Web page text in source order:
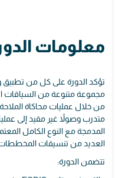
معلومات
مجموعة متنوعة من السياقات
من خلال عمليات محاكاة
متدرب وصولاً غير مقيد إلى
العديد من تنسيقات
تتضمن الدورة: